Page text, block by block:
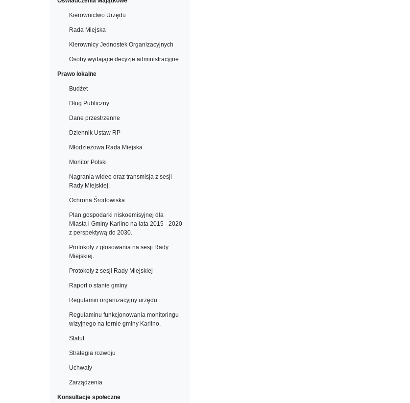
Kierownictwo Urzędu
Rada Miejska
Kierownicy Jednostek Organizacyjnych
Osoby wydające decyzje administracyjne
Prawo lokalne
Budżet
Dług Publiczny
Dane przestrzenne
Dziennik Ustaw RP
Młodzieżowa Rada Miejska
Monitor Polski
Nagrania wideo oraz transmisja z sesji
Rady Miejskiej.
Ochrona Środowiska
Plan gospodarki niskoemisyjnej dla
Miasta i Gminy Karlino na lata 2015 - 2020
z perspektywą do 2030.
Protokoły z głosowania na sesji Rady
Miejskiej.
Protokoły z sesji Rady Miejskiej
Raport o stanie gminy
Regulamin organizacyjny urzędu
Regulaminu funkcjonowania monitoringu
wizyjnego na ternie gminy Karlino.
Statut
Strategia rozwoju
Uchwały
Zarządzenia
Konsultacje społeczne